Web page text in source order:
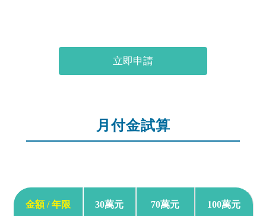
立即申請
月付金試算
金額 / 年限 30萬元 70萬元 100萬元